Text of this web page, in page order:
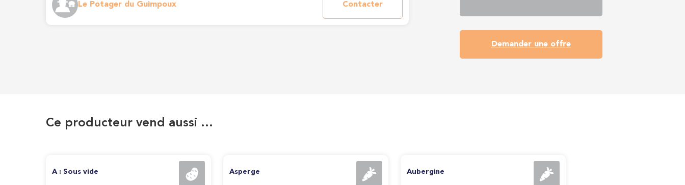
Le Potager du Guimpoux Contacter
Demander une offre
Ce producteur vend aussi …
A : Sous vide Asperge Aubergine